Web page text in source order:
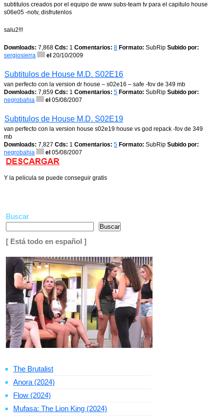
subtitulos creados por el equipo de www subs-team tv para el capitulo house
s06e05 -notv, disfrutenlos
salu2!!!
Downloads: 7,868 Cds: 1 Comentarios: 8 Formato: SubRip Subido por:
sergiosierra
el 20/10/2009
Subtitulos de House M.D. S02E16
van perfecto con la version dr house – s02e16 – safe -fov de 349 mb
Downloads: 7,859 Cds: 1 Comentarios: 5 Formato: SubRip Subido por:
negrobahia
el 05/08/2007
Subtitulos de House M.D. S02E19
van perfecto con la version house s02e19 house vs god repack -fov de 349
mb
Downloads: 7,827 Cds: 1 Comentarios: 5 Formato: SubRip Subido por:
negrobahia
el 05/08/2007
Y la pelicula se puede conseguir gratis
Buscar
Buscar
[ Está todo en español ]
The Brutalist
Anora (2024)
Flow (2024)
Mufasa: The Lion King (2024)